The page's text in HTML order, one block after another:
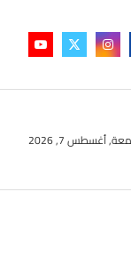
أغسطس 7, 2026